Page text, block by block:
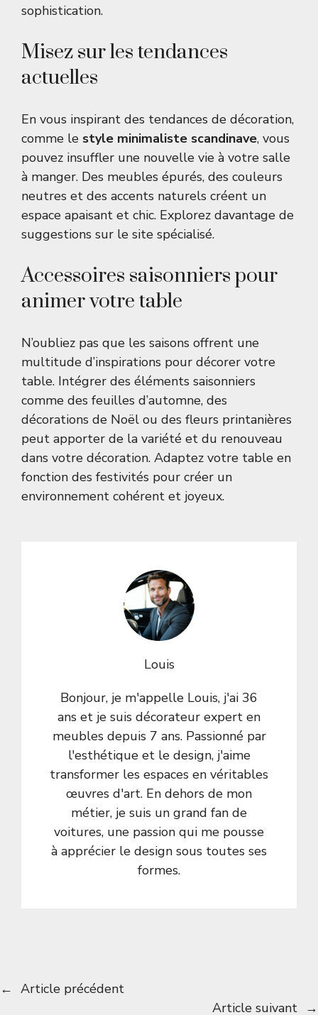
sophistication.
Misez sur les tendances
actuelles
En vous inspirant des tendances de décoration,
comme le style minimaliste scandinave, vous
pouvez insuffler une nouvelle vie à votre salle
à manger. Des meubles épurés, des couleurs
neutres et des accents naturels créent un
espace apaisant et chic. Explorez davantage de
suggestions sur le site spécialisé.
Accessoires saisonniers pour
animer votre table
N’oubliez pas que les saisons offrent une
multitude d’inspirations pour décorer votre
table. Intégrer des éléments saisonniers
comme des feuilles d’automne, des
décorations de Noël ou des fleurs printanières
peut apporter de la variété et du renouveau
dans votre décoration. Adaptez votre table en
fonction des festivités pour créer un
environnement cohérent et joyeux.
Louis
Bonjour, je m'appelle Louis, j'ai 36
ans et je suis décorateur expert en
meubles depuis 7 ans. Passionné par
l'esthétique et le design, j'aime
transformer les espaces en véritables
œuvres d'art. En dehors de mon
métier, je suis un grand fan de
voitures, une passion qui me pousse
à apprécier le design sous toutes ses
formes.
← Article précédent
Article suivant →